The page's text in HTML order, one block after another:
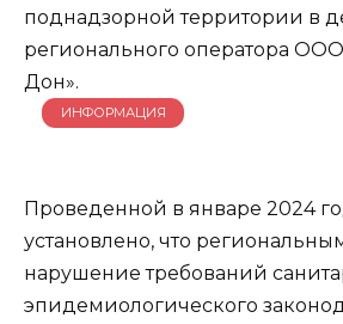
поднадзорной территории в
регионального оператора
Дон».
ИНФОРМАЦИЯ
Проведенной в январе 2024
установлено, что
нарушение требований
эпидемиологического